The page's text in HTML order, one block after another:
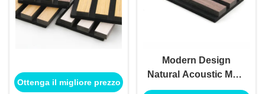
Ottenga il migliore prezzo
Modern Design
Natural Acoustic MDF
Wood Panel